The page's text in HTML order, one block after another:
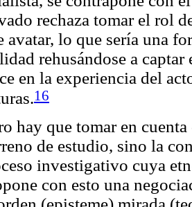
rechaza tomar el rol
avatar, lo que sería una
rehusándose a
en la experiencia del
16
hay que tomar en
de estudio, sino la
investigativo cuya
con esto una